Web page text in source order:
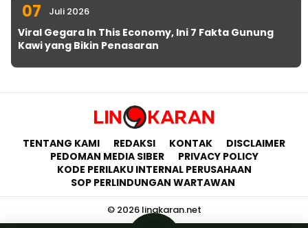
07 Juli 2026
Viral Gegara In This Economy, Ini 7 Fakta Gunung
Kawi yang Bikin Penasaran
TENTANG KAMI REDAKSI KONTAK
DISCLAIMER
PEDOMAN MEDIA SIBER
PRIVACY POLICY
KODE PERILAKU INTERNAL PERUSAHAAN
SOP PERLINDUNGAN WARTAWAN
© 2026 lingkaran.net